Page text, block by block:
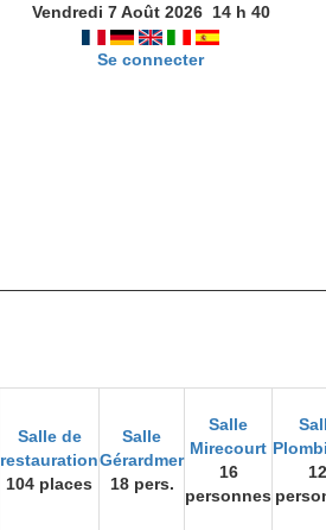
Vendredi 7 Août 2026 14h 40
Se connecter
Salle de
restauration
104 places
Salle
Gérardmer
18 pers.
Salle
Mirecourt
16
personnes
12